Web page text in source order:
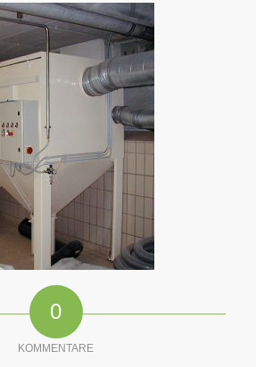
0
KOMMENTARE